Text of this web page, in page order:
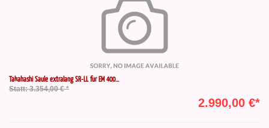
Takahashi Säule extralang SR-LL für EM 400...
Statt: 3.354,00 € *
2.990,00 €*